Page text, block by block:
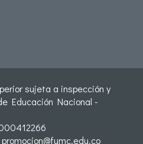
sujeta a inspección y
Educación Nacional -
promocion@fumc.edu.co